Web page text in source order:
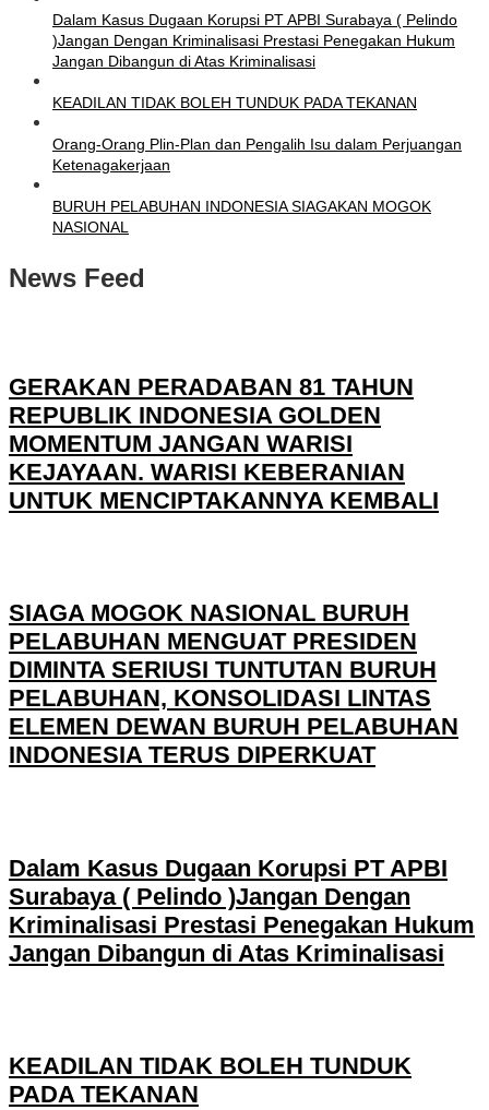
Dalam Kasus Dugaan Korupsi PT APBI Surabaya ( Pelindo
)Jangan Dengan Kriminalisasi Prestasi Penegakan Hukum
Jangan Dibangun di Atas Kriminalisasi
KEADILAN TIDAK BOLEH TUNDUK PADA TEKANAN
Orang-Orang Plin-Plan dan Pengalih Isu dalam Perjuangan
Ketenagakerjaan
BURUH PELABUHAN INDONESIA SIAGAKAN MOGOK
NASIONAL
News Feed
GERAKAN PERADABAN 81 TAHUN
REPUBLIK INDONESIA GOLDEN
MOMENTUM JANGAN WARISI
KEJAYAAN. WARISI KEBERANIAN
UNTUK MENCIPTAKANNYA KEMBALI
SIAGA MOGOK NASIONAL BURUH
PELABUHAN MENGUAT PRESIDEN
DIMINTA SERIUSI TUNTUTAN BURUH
PELABUHAN, KONSOLIDASI LINTAS
ELEMEN DEWAN BURUH PELABUHAN
INDONESIA TERUS DIPERKUAT
Dalam Kasus Dugaan Korupsi PT APBI
Surabaya ( Pelindo )Jangan Dengan
Kriminalisasi Prestasi Penegakan Hukum
Jangan Dibangun di Atas Kriminalisasi
KEADILAN TIDAK BOLEH TUNDUK
PADA TEKANAN